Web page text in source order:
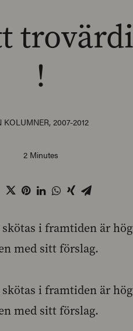
!
KOLUMNER, 2007-2012
2 Minutes
i framtiden är
med sitt förslag.
i framtiden är
med sitt förslag.